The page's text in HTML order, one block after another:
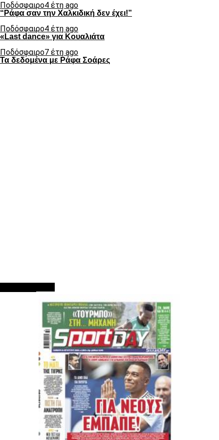
Ποδόσφαιρο4 έτη ago
“Ράφα σαν την Χαλκιδική δεν έχει!”
Ποδόσφαιρο4 έτη ago
«Last dance» για Κουαλιάτα
Ποδόσφαιρο7 έτη ago
Τα δεδομένα με Ράφα Σοάρες